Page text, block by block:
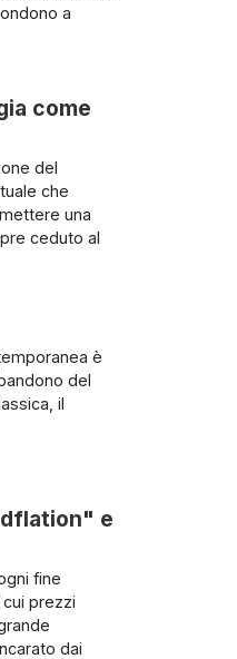
a
come
del
che
una
ceduto al
è
del
il
e
fine
prezzi
dai